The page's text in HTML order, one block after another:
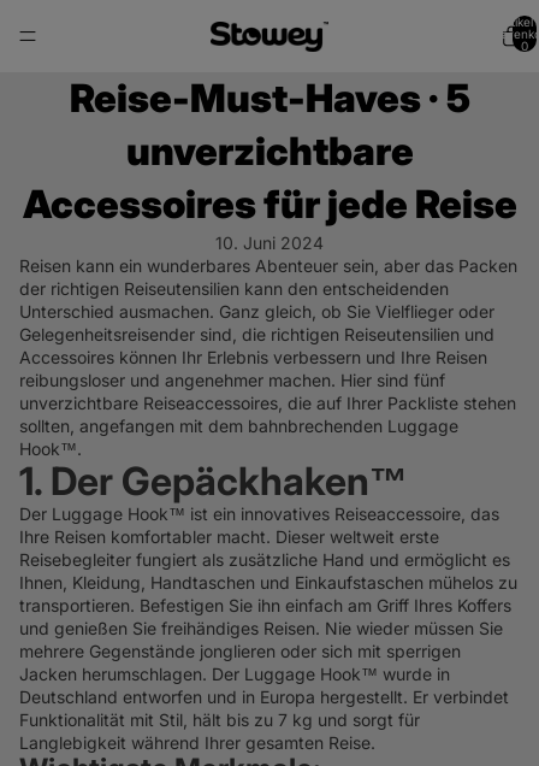
Artikel
0
Reise-Must-Haves · 5
unverzichtbare
Accessoires für jede Reise
10. Juni 2024
Reisen kann ein wunderbares Abenteuer sein, aber das Packen
der richtigen Reiseutensilien kann den entscheidenden
Unterschied ausmachen. Ganz gleich, ob Sie Vielflieger oder
Gelegenheitsreisender sind, die richtigen Reiseutensilien und
Accessoires können Ihr Erlebnis verbessern und Ihre Reisen
reibungsloser und angenehmer machen. Hier sind fünf
unverzichtbare Reiseaccessoires, die auf Ihrer Packliste stehen
sollten, angefangen mit dem bahnbrechenden Luggage
Hook™.
1. Der Gepäckhaken™
Der Luggage Hook™ ist ein innovatives Reiseaccessoire, das
Ihre Reisen komfortabler macht. Dieser weltweit erste
Reisebegleiter fungiert als zusätzliche Hand und ermöglicht es
Ihnen, Kleidung, Handtaschen und Einkaufstaschen mühelos zu
transportieren. Befestigen Sie ihn einfach am Griff Ihres Koffers
und genießen Sie freihändiges Reisen. Nie wieder müssen Sie
mehrere Gegenstände jonglieren oder sich mit sperrigen
Jacken herumschlagen. Der Luggage Hook™ wurde in
Deutschland entworfen und in Europa hergestellt. Er verbindet
Funktionalität mit Stil, hält bis zu 7 kg und sorgt für
Langlebigkeit während Ihrer gesamten Reise.